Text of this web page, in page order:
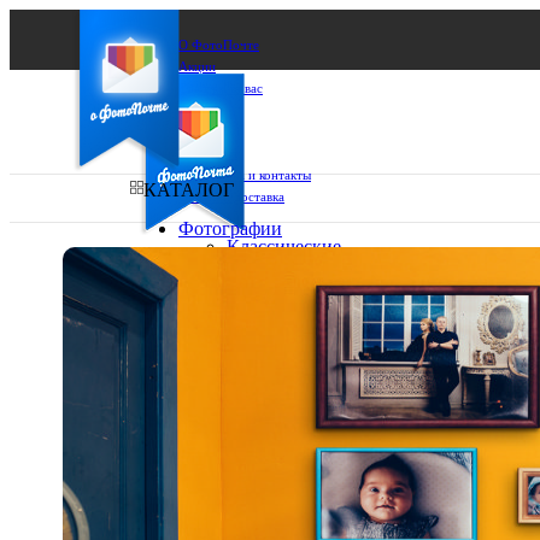
О ФотоПочте
Акции
Сделаем за вас
Бизнесу
FAQ
Франшиза
Поддержка и контакты
Оплата и доставка
Ваш город:
Выберите из списка:
КАТАЛОГ
Фотографии
Классические
10х10
10х15
13х18
15х15
30х30
30х40